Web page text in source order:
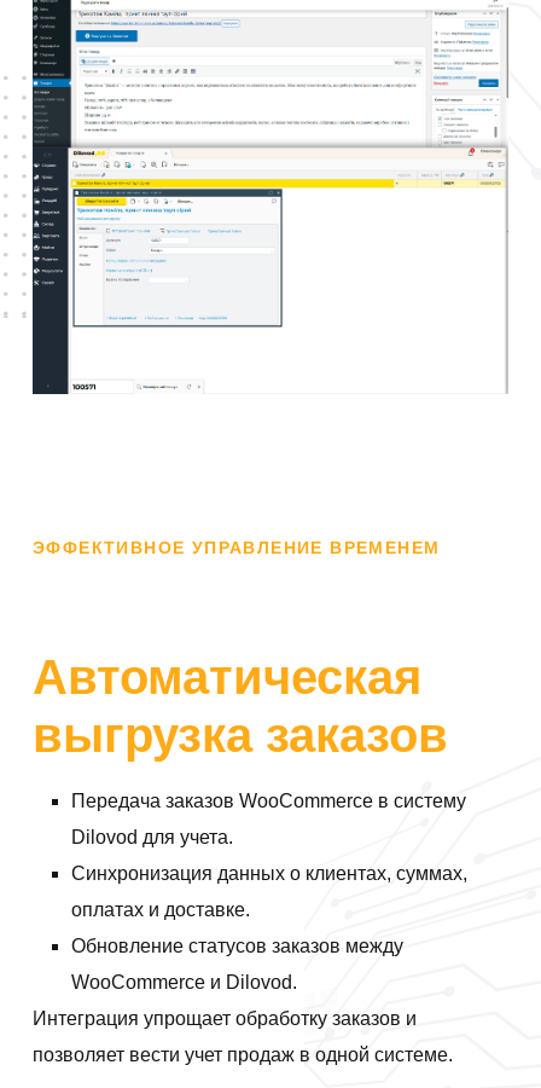
ЭФФЕКТИВНОЕ УПРАВЛЕНИЕ ВРЕМЕНЕМ
Автоматическая
выгрузка заказов
Передача заказов WooCommerce в систему
Dilovod для учета.
Синхронизация данных о клиентах, суммах,
оплатах и доставке.
Обновление статусов заказов между
WooCommerce и Dilovod.
Интеграция упрощает обработку заказов и
позволяет вести учет продаж в одной системе.